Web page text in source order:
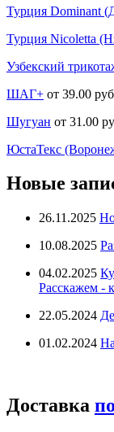
Турция Dominant
Турция Nicoletta
Узбекский
ШАГ+ от 39.00 руб
Шугуан от 31.00
ЮстаТекс
Новые
26.11.2025
10.08.2025
04.02.2025
Расскажем -
22.05.2024
01.02.2024
Доставка